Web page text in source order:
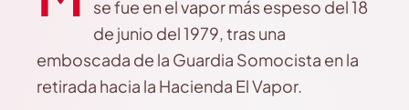
se fue en el vapor más espeso del 18
de junio del 1979, tras una
emboscada de la Guardia Somocista en la
retirada hacia la Hacienda El Vapor.